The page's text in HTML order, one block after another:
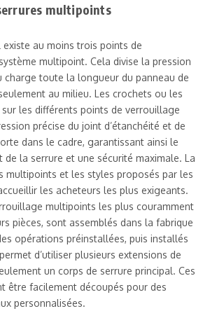
multipoints
existe au moins trois points de
multipoint. Cela divise la pression
charge toute la longueur du panneau de
au milieu. Les crochets ou les
les différents points de verrouillage
précise du joint d’étanchéité et de
dans le cadre, garantissant ainsi le
la serrure et une sécurité maximale. La
multipoints et les styles proposés par les
les acheteurs les plus exigeants.
multipoints les plus couramment
pièces, sont assemblés dans la fabrique
opérations préinstallées, puis installés
d’utiliser plusieurs extensions de
un corps de serrure principal. Ces
être facilement découpés pour des
personnalisées.